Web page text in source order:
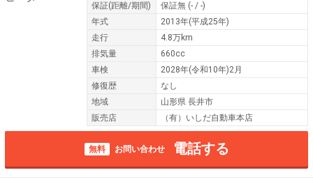
保証(距離/期間) 保証無 (- / -)
年式
2013年(平成25年)
走行
4.8万km
排気量
660cc
車検
2028年(令和10年)2月
修復歴
なし
地域
山形県 長井市
販売店
（有）いしだ自動車本店
無料 お問い合わせ 電話する